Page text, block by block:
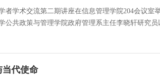
者学术交流第二期讲座在信息管理学院204会议
公共政策与管理学院政府管理系主任李晓轩研究
当代使命